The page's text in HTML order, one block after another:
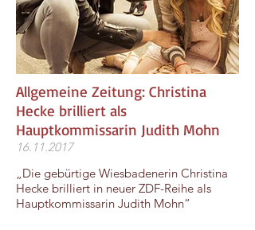
Allgemeine Zeitung: Christina
Hecke brilliert als
Hauptkommissarin Judith Mohn
16.11.2017
„Die gebürtige Wiesbadenerin Christina
Hecke brilliert in neuer ZDF-Reihe als
Hauptkommissarin Judith Mohn“